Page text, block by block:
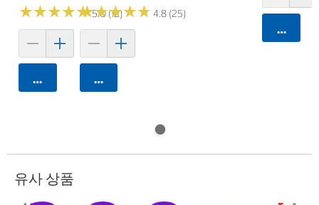
★★★★★
★★★★★5.0 (12)
카트에 담기
★★★★★
★★★★★ 4.8 (25)
카트에 담기
카트에
유사 상품